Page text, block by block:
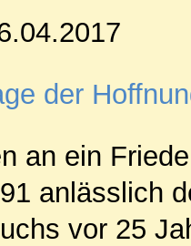
der
an ein
anlässlich
vor 25